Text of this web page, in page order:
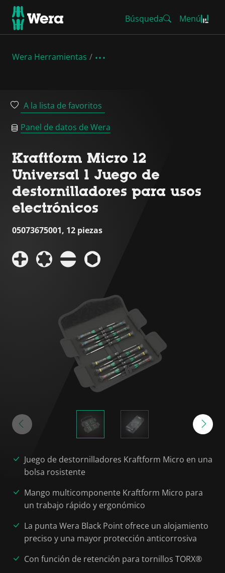
Búsqueda Menú
Wera Herramientas
A la lista de favoritos
Panel de datos de Wera
Kraftform Micro 12
Universal 1 Juego de
destornilladores para usos
electrónicos
05073675001, 12 piezas
Juego de destornilladores Kraftform Micro en una
bolsa rosistente
Mango multicomponente Kraftform Micro para
un trabajo rápido y ergonómico
La punta Wera Black Point ofrece un alojamiento
preciso y una mayor protección anticorrosiva
Con función de retención para tornillos TORX®